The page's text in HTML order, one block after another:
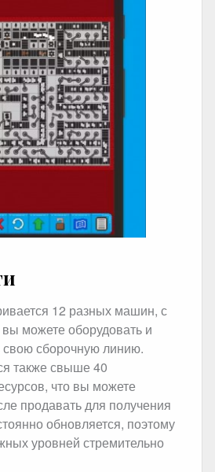
12 разных машин, с
можете оборудовать и
свою сборочную линию.
также свыше 40
что вы можете
продавать для получения
обновляется, поэтому
уровней стремительно